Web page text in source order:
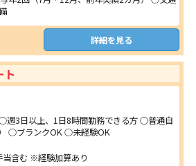
詳細を見る
ト
3日以上、1日8時間勤務できる方 ○普通自
○ブランクOK ○未経験OK
含む ※経験加算あり